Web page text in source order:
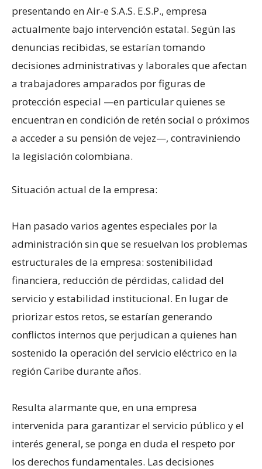
presentando en Air‑e S.A.S. E.S.P., empresa
actualmente bajo intervención estatal. Según las
denuncias recibidas, se estarían tomando
decisiones administrativas y laborales que afectan
a trabajadores amparados por figuras de
protección especial —en particular quienes se
encuentran en condición de retén social o próximos
a acceder a su pensión de vejez—, contraviniendo
la legislación colombiana.
Situación actual de la empresa:
Han pasado varios agentes especiales por la
administración sin que se resuelvan los problemas
estructurales de la empresa: sostenibilidad
financiera, reducción de pérdidas, calidad del
servicio y estabilidad institucional. En lugar de
priorizar estos retos, se estarían generando
conflictos internos que perjudican a quienes han
sostenido la operación del servicio eléctrico en la
región Caribe durante años.
Resulta alarmante que, en una empresa
intervenida para garantizar el servicio público y el
interés general, se ponga en duda el respeto por
los derechos fundamentales. Las decisiones